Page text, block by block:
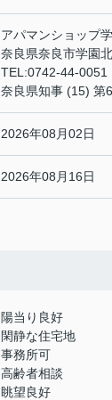
アパマンショップ
奈良県奈良市学園
TEL:0742-44-0051
奈良県知事 (15) 第
2026年08月02日
2026年08月16日
陽当り良好
閑静な住宅地
事務所可
高齢者相談
眺望良好